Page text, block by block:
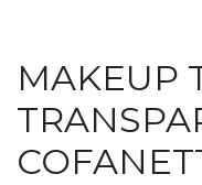
MAKEUP